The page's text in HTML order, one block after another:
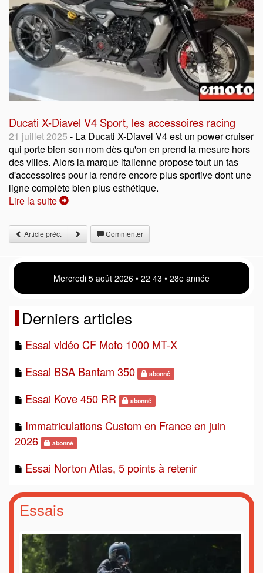
Ducati X-Diavel V4 Sport, les accessoires racing
21 juillet 2025 - La Ducati X-Diavel V4 est un power cruiser
qui porte bien son nom dès qu'on en prend la mesure hors
des villes. Alors la marque italienne propose tout un tas
d'accessoires pour la rendre encore plus sportive dont une
ligne complète bien plus esthétique.
Lire la suite
Article préc. Commenter
Mercredi 5 août 2026 • 22 43 • 28e année
Derniers articles
Essai vidéo CF Moto 1000 MT-X
Essai BSA Bantam 350
abonné
Essai Kove 450 RR abonné
Immatriculations Custom en France en juin
2026
abonné
Essai Norton Atlas, 5 points à retenir
Essais